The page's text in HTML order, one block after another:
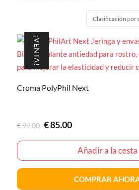
¡VENTA!
Croma PolyPhil Next
€99.00 El
era:
€85.00El
actual
es:
€85.00
Añadir a la cesta
COMPRAR